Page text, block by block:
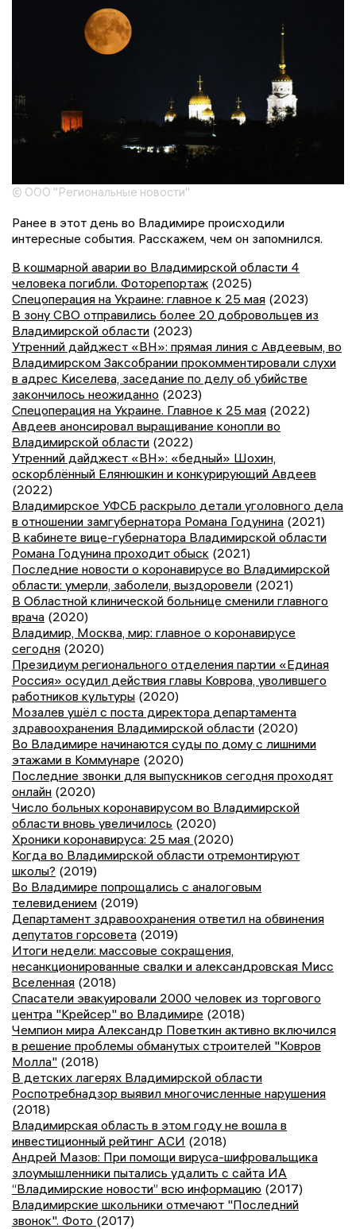
© ООО "Региональные новости"
Ранее в этот день во Владимире происходили
интересные события. Расскажем, чем он запомнился.
В кошмарной аварии во Владимирской области 4
человека погибли. Фоторепортаж (2025)
Спецоперация на Украине: главное к 25 мая (2023)
В зону СВО отправились более 20 добровольцев из
Владимирской области (2023)
Утренний дайджест «ВН»: прямая линия с Авдеевым, во
Владимирском Заксобрании прокомментировали слухи
в адрес Киселева, заседание по делу об убийстве
закончилось неожиданно (2023)
Спецоперация на Украине. Главное к 25 мая (2022)
Авдеев анонсировал выращивание конопли во
Владимирской области (2022)
Утренний дайджест «ВН»: «бедный» Шохин,
оскорблённый Елянюшкин и конкурирующий Авдеев
(2022)
Владимирское УФСБ раскрыло детали уголовного дела
в отношении замгубернатора Романа Годунина (2021)
В кабинете вице-губернатора Владимирской области
Романа Годунина проходит обыск (2021)
Последние новости о коронавирусе во Владимирской
области: умерли, заболели, выздоровели (2021)
В Областной клинической больнице сменили главного
врача (2020)
Владимир, Москва, мир: главное о коронавирусе
сегодня (2020)
Президиум регионального отделения партии «Единая
Россия» осудил действия главы Коврова, уволившего
работников культуры (2020)
Мозалев ушёл с поста директора департамента
здравоохранения Владимирской области (2020)
Во Владимире начинаются суды по дому с лишними
этажами в Коммунаре (2020)
Последние звонки для выпускников сегодня проходят
онлайн (2020)
Число больных коронавирусом во Владимирской
области вновь увеличилось (2020)
Хроники коронавируса: 25 мая (2020)
Когда во Владимирской области отремонтируют
школы? (2019)
Во Владимире попрощались с аналоговым
телевидением (2019)
Департамент здравоохранения ответил на обвинения
депутатов горсовета (2019)
Итоги недели: массовые сокращения,
несанкционированные свалки и александровская Мисс
Вселенная (2018)
Спасатели эвакуировали 2000 человек из торгового
центра "Крейсер" во Владимире (2018)
Чемпион мира Александр Поветкин активно включился
в решение проблемы обманутых строителей "Ковров
Молла" (2018)
В детских лагерях Владимирской области
Роспотребнадзор выявил многочисленные нарушения
(2018)
Владимирская область в этом году не вошла в
инвестиционный рейтинг АСИ (2018)
Андрей Мазов: При помощи вируса-шифровальщика
злоумышленники пытались удалить с сайта ИА
“Владимирские новости” всю информацию (2017)
Владимирские школьники отмечают "Последний
звонок". Фото (2017)